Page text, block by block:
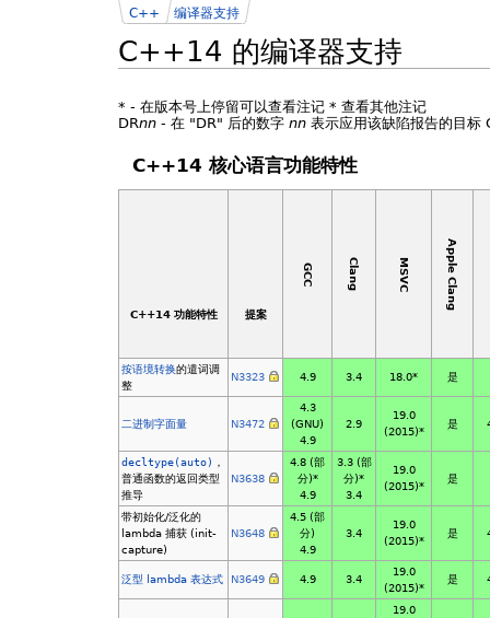
C++14 的编译器支持
C++ 编译器支持
* - 在版本号上停留可以查看注记 * 查看其他注记
DRnn - 在 "DR" 后的数字 nn 表示应用该缺陷报告的目
C++14 核心语言功能特性
C++14 功能特性 提案
GCC Clang MSVC Apple Clang
按语境转换的遣词调
整
N3323 4.9 3.4 18.0* 是
二进制字面量 N3472
4.3
(GNU)
4.9
2.9
19.0
(2015)*
是
decltype(auto) ，
普通函数的返回类型
推导
N3638
4.8 (部
分)*
4.9
3.3 (部
分)*
3.4
19.0
(2015)*
是
带初始化/泛化的
lambda 捕获 (init-
capture)
N3648
4.5 (部
分)
4.9
3.4
19.0
(2015)*
是
泛型 lambda 表达式 N3649 4.9 3.4
19.0
(2015)*
是
19.0